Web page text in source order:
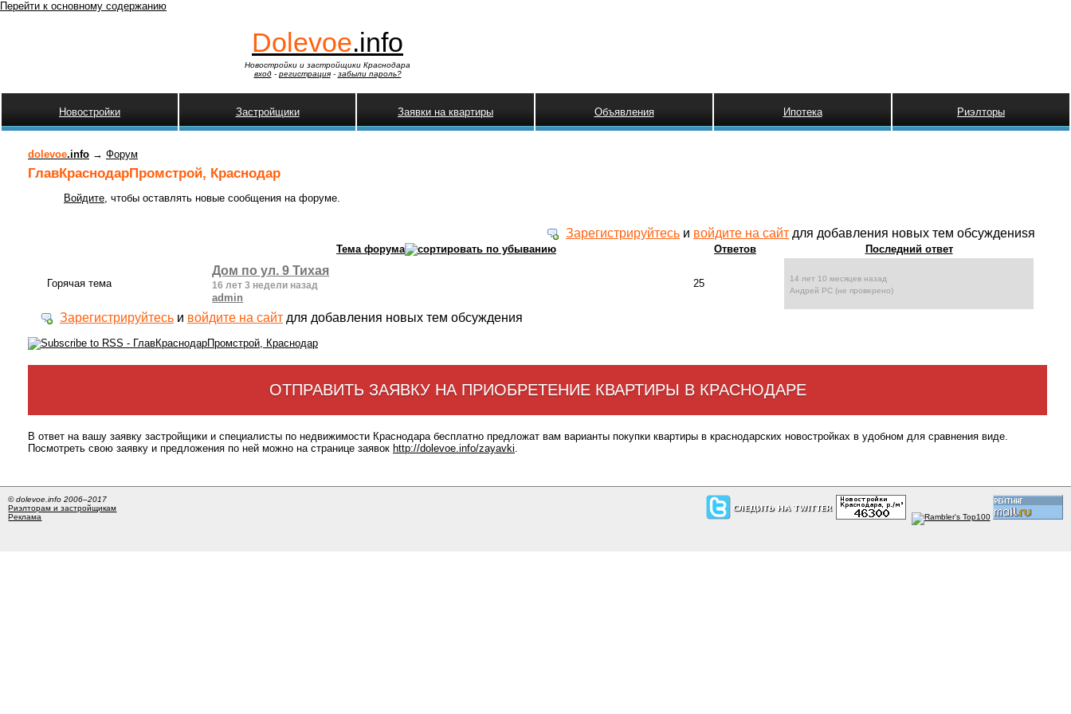
Перейти к основному содержанию
Dolevoe.info
Новостройки и застройщики Краснодара
вход- регистрация- забыли пароль?
Новостройки Застройщики Заявки на квартиры Объявления Ипотека Риэлторы
dolevoe.info → Форум
ГлавКраснодарПромстрой, Краснодар
Войдите , чтобы оставлять новые сообщения на форуме.
Зарегистрируйтесь и войдите на сайт для добавления новых тем обсуждениsя
Тема форума Ответов Последний ответ
Горячая тема
Дом по ул. 9 Тихая
16 лет 3 недели назад
admin
25
14 лет 10 месяцев назад
Андрей РС (не проверено)
Зарегистрируйтесь и войдите на сайт для добавления новых тем обсуждения
ОТПРАВИТЬ ЗАЯВКУ НА ПРИОБРЕТЕНИЕ КВАРТИРЫ В КРАСНОДАРЕ
В ответ на вашу заявку застройщики и специалисты по недвижимости Краснодара бесплатно предложат вам варианты покупки квартиры в краснодарских новостройках в удобном для сравнения виде.
Посмотреть свою заявку и предложения по ней можно на странице заявок http://dolevoe.info/zayavki.
© dolevoe.info 2006–2017
Риэлторам и застройщикам
Реклама